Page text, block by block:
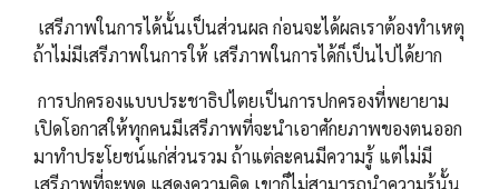
เสรีภาพในการได้นั้นเป็นส่วนผล ก่อนจะได้ผลเราต้องทำเหตุ
ถ้าไม่มีเสรีภาพในการให้ เสรีภาพในการได้ก็เป็นไปได้ยาก
การปกครองแบบประชาธิปไตยเป็นการปกครองที่พยายาม
เปิดโอกาสให้ทุกคนมีเสรีภาพที่จะนำเอาศักยภาพของตนออก
มาทำประโยชน์แก่ส่วนรวม ถ้าแต่ละคนมีความรู้ แต่ไม่มี
เสรีภาพที่จะพูด แสดงความคิด เขาก็ไม่สามารถนำความรู้นั้น